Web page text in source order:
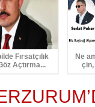
Fırsatçılık
Açtırma...
Ne